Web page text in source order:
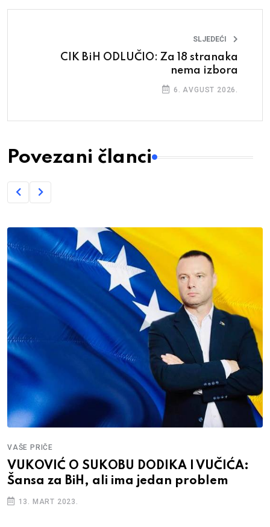
SLJEDEĆI
CIK BiH ODLUČIO: Za 18 stranaka
nema izbora
6. AVGUST 2026.
Povezani članci
VAŠE PRIČE
VUKOVIĆ O SUKOBU DODIKA I VUČIĆA:
Šansa za BiH, ali ima jedan problem
13. MART 2023.